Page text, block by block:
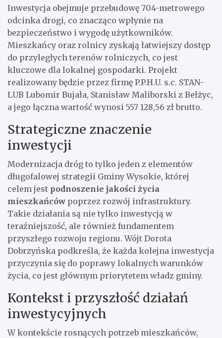
Inwestycja obejmuje przebudowę 704-metrowego
odcinka drogi, co znacząco wpłynie na
bezpieczeństwo i wygodę użytkowników.
Mieszkańcy oraz rolnicy zyskają łatwiejszy dostęp
do przyległych terenów rolniczych, co jest
kluczowe dla lokalnej gospodarki. Projekt
realizowany będzie przez firmę P.P.H.U. s.c. STAN-
LUB Lubomir Bujała, Stanisław Maliborski z Bełżyc,
a jego łączna wartość wynosi 557 128,56 zł brutto.
Strategiczne znaczenie
inwestycji
Modernizacja dróg to tylko jeden z elementów
długofalowej strategii Gminy Wysokie, której
celem jest podnoszenie jakości życia
mieszkańców poprzez rozwój infrastruktury.
Takie działania są nie tylko inwestycją w
teraźniejszość, ale również fundamentem
przyszłego rozwoju regionu. Wójt Dorota
Dobrzyńska podkreśla, że każda kolejna inwestycja
przyczynia się do poprawy lokalnych warunków
życia, co jest głównym priorytetem władz gminy.
Kontekst i przyszłość działań
inwestycyjnych
W kontekście rosnących potrzeb mieszkańców,